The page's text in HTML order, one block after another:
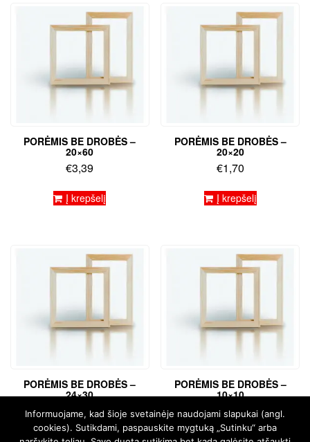
PORĖMIS BE DROBĖS –
20×60
€3,39
Į krepšelį
PORĖMIS BE DROBĖS –
20×20
€1,70
Į krepšelį
PORĖMIS BE DROBĖS –
24×30
€2,29
PORĖMIS BE DROBĖS –
10×10
€ 0,85
Informuojame, kad šioje svetainėje naudojami slapukai (angl.
cookies). Sutikdami, paspauskite mygtuką „Sutinku“ arba